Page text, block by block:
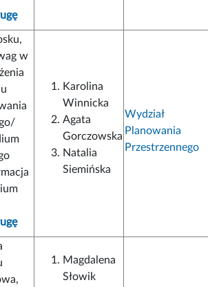
w
Karolina
Winnicka
Agata
Gorczowska
Natalia
Siemińska
Wydział
Planowania
Przestrzennego
Magdalena
Słowik